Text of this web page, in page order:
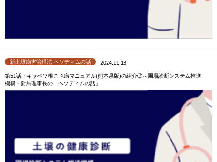
新土壌病害管理法 ヘソディムの話 2024.11.18
第51話・キャベツ根こぶ病マニュアル(熊本県版)の紹介②～圃場診断システム推進
機構・對馬理事長の「ヘソディムの話」